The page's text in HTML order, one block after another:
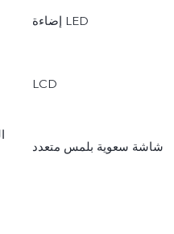
إضاءة LED
LCD
شاشة سعوية بلمس متعدد